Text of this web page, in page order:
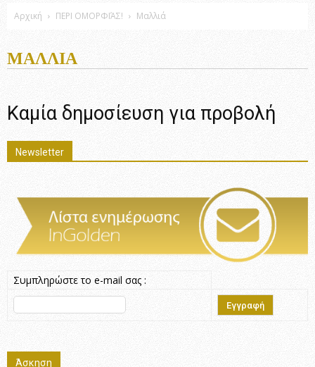
Αρχική ΠΕΡΙ ΟΜΟΡΦΙΆΣ! Μαλλιά
ΜΑΛΛΙΆ
Καμία δημοσίευση για προβολή
Newsletter
Συμπληρώστε το e-mail σας :
Άσκηση